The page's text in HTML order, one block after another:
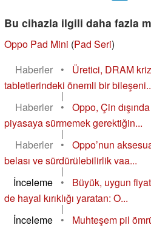
Bu cihazla ilgili daha fazla
Oppo Pad Mini (Pad Seri)
Haberler
•
Üretici, DRAM
tabletlerindeki önemli bir
|
Haberler
•
Oppo, Çin
piyasaya sürmemek gerektiğin...
|
Haberler
•
Oppo’nun
belası ve sürdürülebilirlik vaa...
|
İnceleme
•
Büyük, uygun
de hayal kırıklığı yaratan: O...
|
İnceleme
•
Muhteşem pil